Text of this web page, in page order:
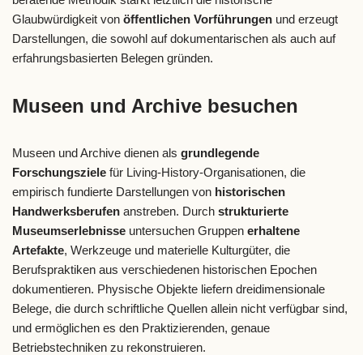
Glaubwürdigkeit von öffentlichen Vorführungen und erzeugt
Darstellungen, die sowohl auf dokumentarischen als auch auf
erfahrungsbasierten Belegen gründen.
Museen und Archive besuchen
Museen und Archive dienen als grundlegende
Forschungsziele für Living-History-Organisationen, die
empirisch fundierte Darstellungen von historischen
Handwerksberufen anstreben. Durch strukturierte
Museumserlebnisse untersuchen Gruppen erhaltene
Artefakte, Werkzeuge und materielle Kulturgüter, die
Berufspraktiken aus verschiedenen historischen Epochen
dokumentieren. Physische Objekte liefern dreidimensionale
Belege, die durch schriftliche Quellen allein nicht verfügbar sind,
und ermöglichen es den Praktizierenden, genaue
Betriebstechniken zu rekonstruieren.